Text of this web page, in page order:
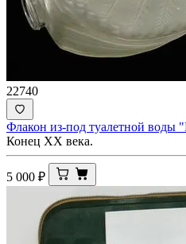
22740
Флакон из-под туалетной воды
Конец ХХ века.
5 000 ₽